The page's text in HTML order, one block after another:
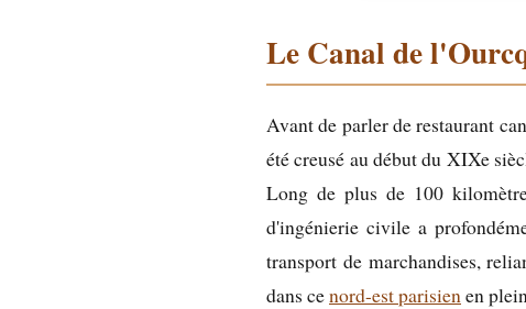
Le Canal de
Avant de parler de restaurant
été creusé au début du XIXe
Long de plus de 100
d'ingénierie civile a
transport de marchandises,
dans cenord-est parisienen